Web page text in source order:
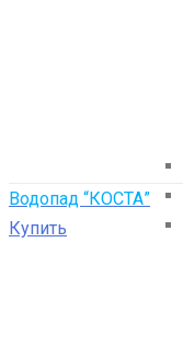
Водопад “КОСТА”
Купить